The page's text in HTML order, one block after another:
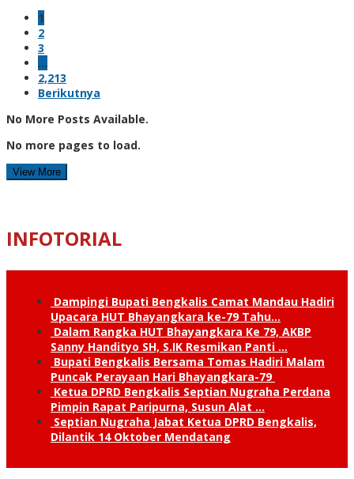
1
2
3
…
2,213
Berikutnya
No More Posts Available.
No more pages to load.
View More
INFOTORIAL
Dampingi Bupati Bengkalis Camat Mandau Hadiri
Upacara HUT Bhayangkara ke-79 Tahu…
Dalam Rangka HUT Bhayangkara Ke 79, AKBP
Sanny Handityo SH, S.IK Resmikan Panti …
Bupati Bengkalis Bersama Tomas Hadiri Malam
Puncak Perayaan Hari Bhayangkara-79
Ketua DPRD Bengkalis Septian Nugraha Perdana
Pimpin Rapat Paripurna, Susun Alat …
Septian Nugraha Jabat Ketua DPRD Bengkalis,
Dilantik 14 Oktober Mendatang